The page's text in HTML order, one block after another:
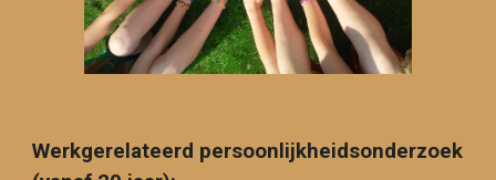
Werkgerelateerd persoonlijkheidsonderzoek